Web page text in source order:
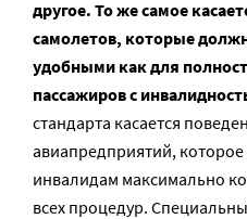
другое. То же самое
самолетов, которые
удобными как для
пассажиров с
стандарта касается
авиапредприятий,
инвалидам максимально
всех процедур.